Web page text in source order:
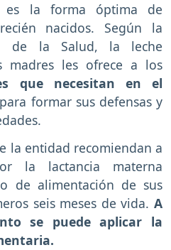
es la forma óptima de
nacidos. Según la
de la Salud, la leche
madres les ofrece a los
que necesitan en el
formar sus defensas y
la entidad recomiendan a
la lactancia materna
de alimentación de sus
seis meses de vida. A
se puede aplicar la